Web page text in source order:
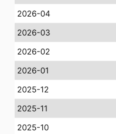
2026-04
2026-03
2026-02
2026-01
2025-12
2025-11
2025-10